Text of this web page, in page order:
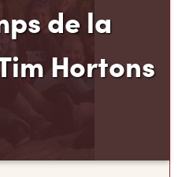
Hortons
des Camps de la